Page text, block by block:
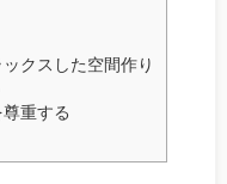
クスした空間作り
重する